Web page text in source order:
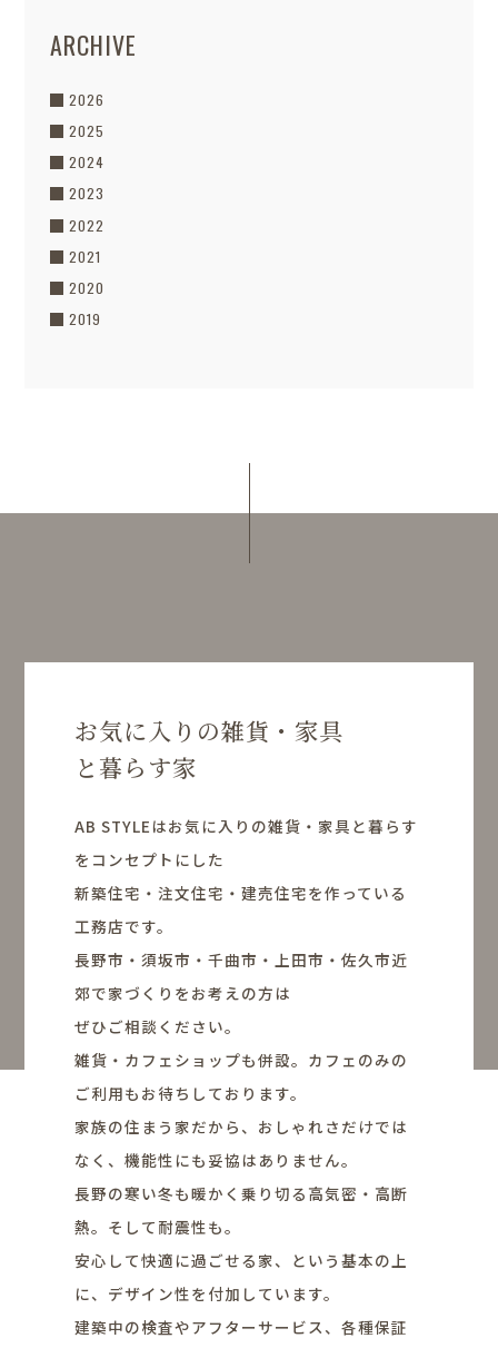
ARCHIVE
2026
2025
2024
2023
2022
2021
2020
2019
お気に入りの雑貨・家具
と暮らす家
AB STYLEはお気に入りの雑貨・家具と暮らす
をコンセプトにした
新築住宅・注文住宅・建売住宅を作っている
工務店です。
長野市・須坂市・千曲市・上田市・佐久市近
郊で家づくりをお考えの方は
ぜひご相談ください。
雑貨・カフェショップも併設。カフェのみの
ご利用もお待ちしております。
家族の住まう家だから、おしゃれさだけでは
なく、機能性にも妥協はありません。
長野の寒い冬も暖かく乗り切る高気密・高断
熱。そして耐震性も。
安心して快適に過ごせる家、という基本の上
に、デザイン性を付加しています。
建築中の検査やアフターサービス、各種保証